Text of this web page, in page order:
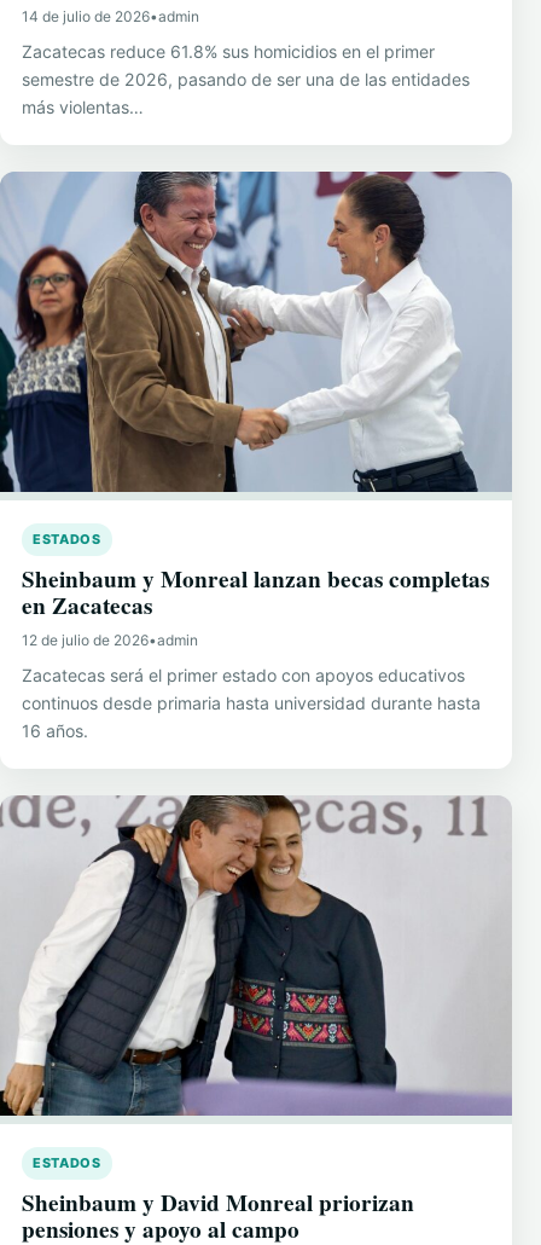
14 de julio de 2026•admin
Zacatecas reduce 61.8% sus homicidios en el primer
semestre de 2026, pasando de ser una de las entidades
más violentas…
ESTADOS
Sheinbaum y Monreal lanzan becas completas
en Zacatecas
12 de julio de 2026•admin
Zacatecas será el primer estado con apoyos educativos
continuos desde primaria hasta universidad durante hasta
16 años.
ESTADOS
Sheinbaum y David Monreal priorizan
pensiones y apoyo al campo